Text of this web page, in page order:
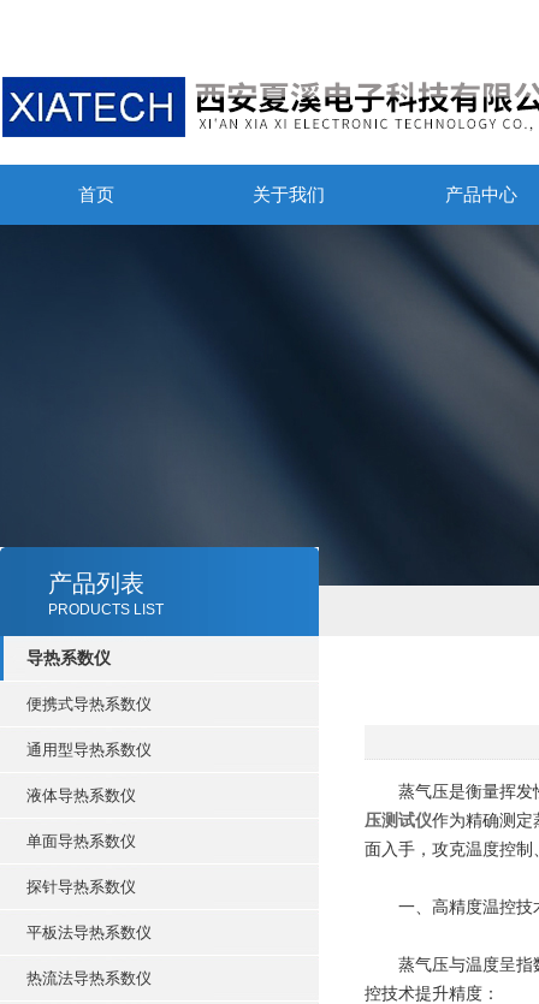
首页 关于我们 产品中心
产品列表
PRODUCTS LIST
导热系数仪
便携式导热系数仪
通用型导热系数仪
液体导热系数仪
单面导热系数仪
探针导热系数仪
平板法导热系数仪
热流法导热系数仪
蒸气压是衡量挥发性
压测试仪作为精确测定
面入手，攻克温度控
一、高精度温控技
蒸气压与温度呈指数
控技术提升精度：